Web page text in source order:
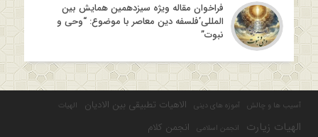
فراخوان مقاله ویژه سیزدهمین همایش بین
المللی’فلسفه دین معاصر با موضوع: “وحی و
نبوت”
آسیب ها و چالش آموزه های دینی الاهیات تطبیقی بین الادیان الهیات
الهیات زیارت انجمن اسلامی
انجمن کلام